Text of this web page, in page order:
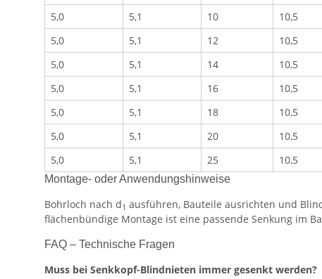
5,0
5,1 10 10,5
5,0
5,1 12 10,5
5,0
5,1 14 10,5
5,0
5,1 16 10,5
5,0
5,1 18 10,5
5,0
5,1 20 10,5
5,0
5,1 25 10,5
Montage- oder Anwendungshinweise
Bohrloch nach d1 ausführen, Bauteile ausrichten und
flächenbündige Montage ist eine passende Senkung im
FAQ – Technische Fragen
Muss bei Senkkopf-Blindnieten immer gesenkt werden?